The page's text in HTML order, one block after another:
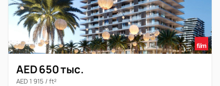
AED 650 тыс.
AED 1 915 / ft²